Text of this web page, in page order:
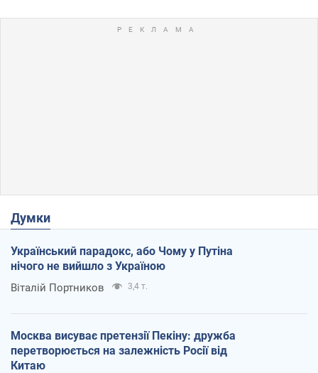
Думки
Український парадокс, або Чому у Путіна
нічого не вийшло з Україною
Віталій Портников 3,4 т.
Москва висуває претензії Пекіну: дружба
перетворюється на залежність Росії від
Китаю